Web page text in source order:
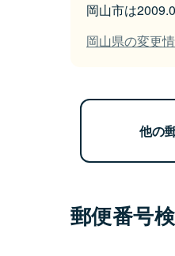
岡山市は
岡山県の変更
他の
郵便番号